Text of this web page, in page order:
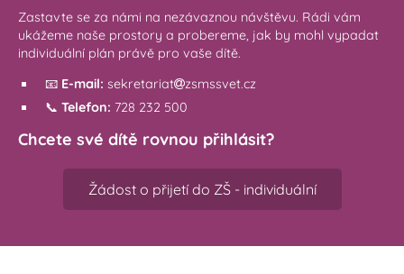
Zastavte se za námi na nezávaznou návštěvu. Rádi vám
ukážeme naše prostory a probereme, jak by mohl vypadat
individuální plán právě pro vaše dítě.
📧 E-mail: sekretariat
zsmssvet.cz
📞 Telefon: 728 232 500
Chcete své dítě rovnou přihlásit?
Žádost o přijetí do ZŠ - individuální